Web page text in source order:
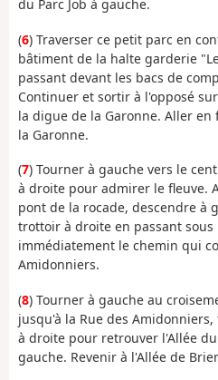
du Parc Job à gauche.
(6) Traverser ce petit parc en
bâtiment de la halte garderie
passant devant les bacs de
Continuer et sortir à l'opposé
la digue de la Garonne. Aller en
la Garonne.
(7) Tourner à gauche vers le
à droite pour admirer le fleuve.
pont de la rocade, descendre à
trottoir à droite en passant sous
immédiatement le chemin qui
Amidonniers.
(8) Tourner à gauche au
jusqu'à la Rue des
à droite pour retrouver l'Allée
gauche. Revenir à l'Allée de